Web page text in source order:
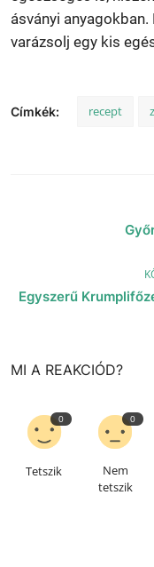
ásványi
varázsolj egy kis
Címkék: recept
Egyszerű
MI A REAKCIÓD?
0
Tetszik
0
Nem
tetszik